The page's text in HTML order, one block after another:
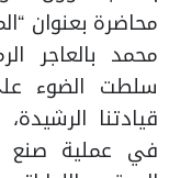
محاضرة بعنوان
محمد بالعاجر
سلطت الضوء
قيادتنا
في عملية صنع